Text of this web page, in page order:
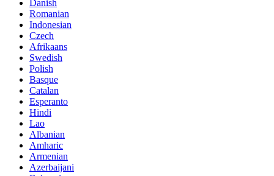
Danish
Romanian
Indonesian
Czech
Afrikaans
Swedish
Polish
Basque
Catalan
Esperanto
Hindi
Lao
Albanian
Amharic
Armenian
Azerbaijani